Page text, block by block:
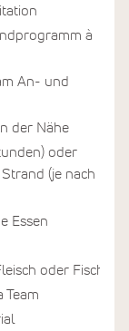
à
An- und
der Nähe
oder
(je nach
Essen
oder Fisch
Team